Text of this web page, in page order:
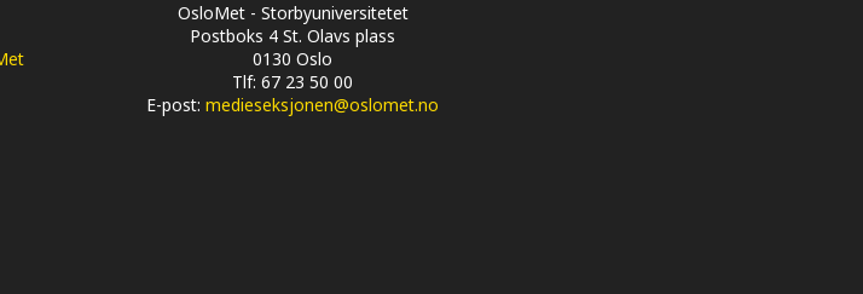
OsloMet - Storbyuniversitetet
Postboks 4 St. Olavs plass
0130 Oslo
Tlf: 67 23 50 00
E-post: medieseksjonen@oslomet.no